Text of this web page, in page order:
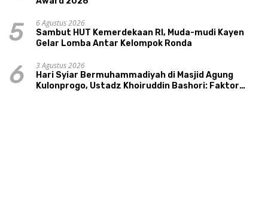
5
6 Agustus 2026
Sambut HUT Kemerdekaan RI, Muda-mudi Kayen
Gelar Lomba Antar Kelompok Ronda
6
3 Agustus 2026
Hari Syiar Bermuhammadiyah di Masjid Agung
Kulonprogo, Ustadz Khoiruddin Bashori: Faktor